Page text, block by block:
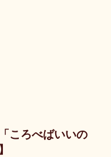
ころべばいいの